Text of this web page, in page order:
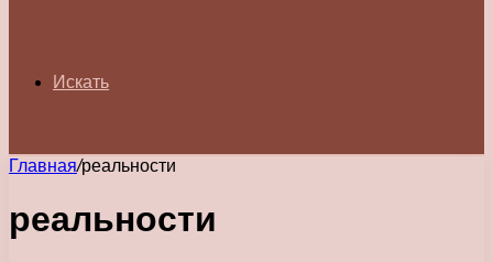
Искать
Главная/реальности
реальности